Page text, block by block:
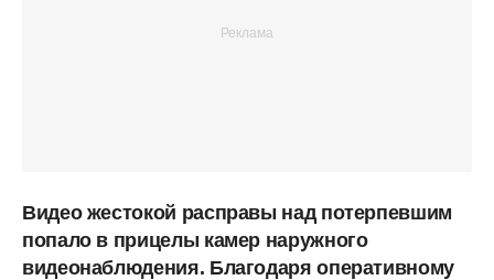
Видео жестокой расправы над потерпевшим
попало в прицелы камер наружного
видеонаблюдения. Благодаря оперативному